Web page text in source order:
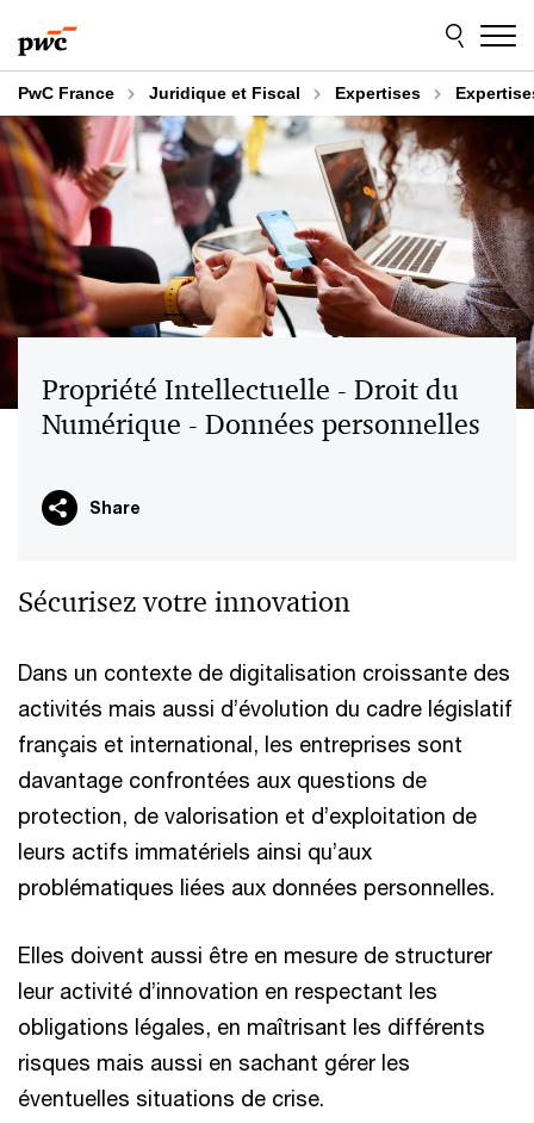
au
contenu
au
pied
de
page
PwC France Juridique et Fiscal Expertises
Propriété Intellectuelle - Droit du
Numérique - Données personnelles
Share
Sécurisez votre innovation
Dans un contexte de digitalisation croissante des
activités mais aussi d’évolution du cadre législatif
français et international, les entreprises sont
davantage confrontées aux questions de
protection, de valorisation et d’exploitation de
leurs actifs immatériels ainsi qu’aux
problématiques liées aux données personnelles.
Elles doivent aussi être en mesure de structurer
leur activité d’innovation en respectant les
obligations légales, en maîtrisant les différents
risques mais aussi en sachant gérer les
éventuelles situations de crise.